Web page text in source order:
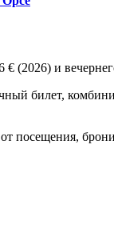
€ (2026) и
билет,
посещения,